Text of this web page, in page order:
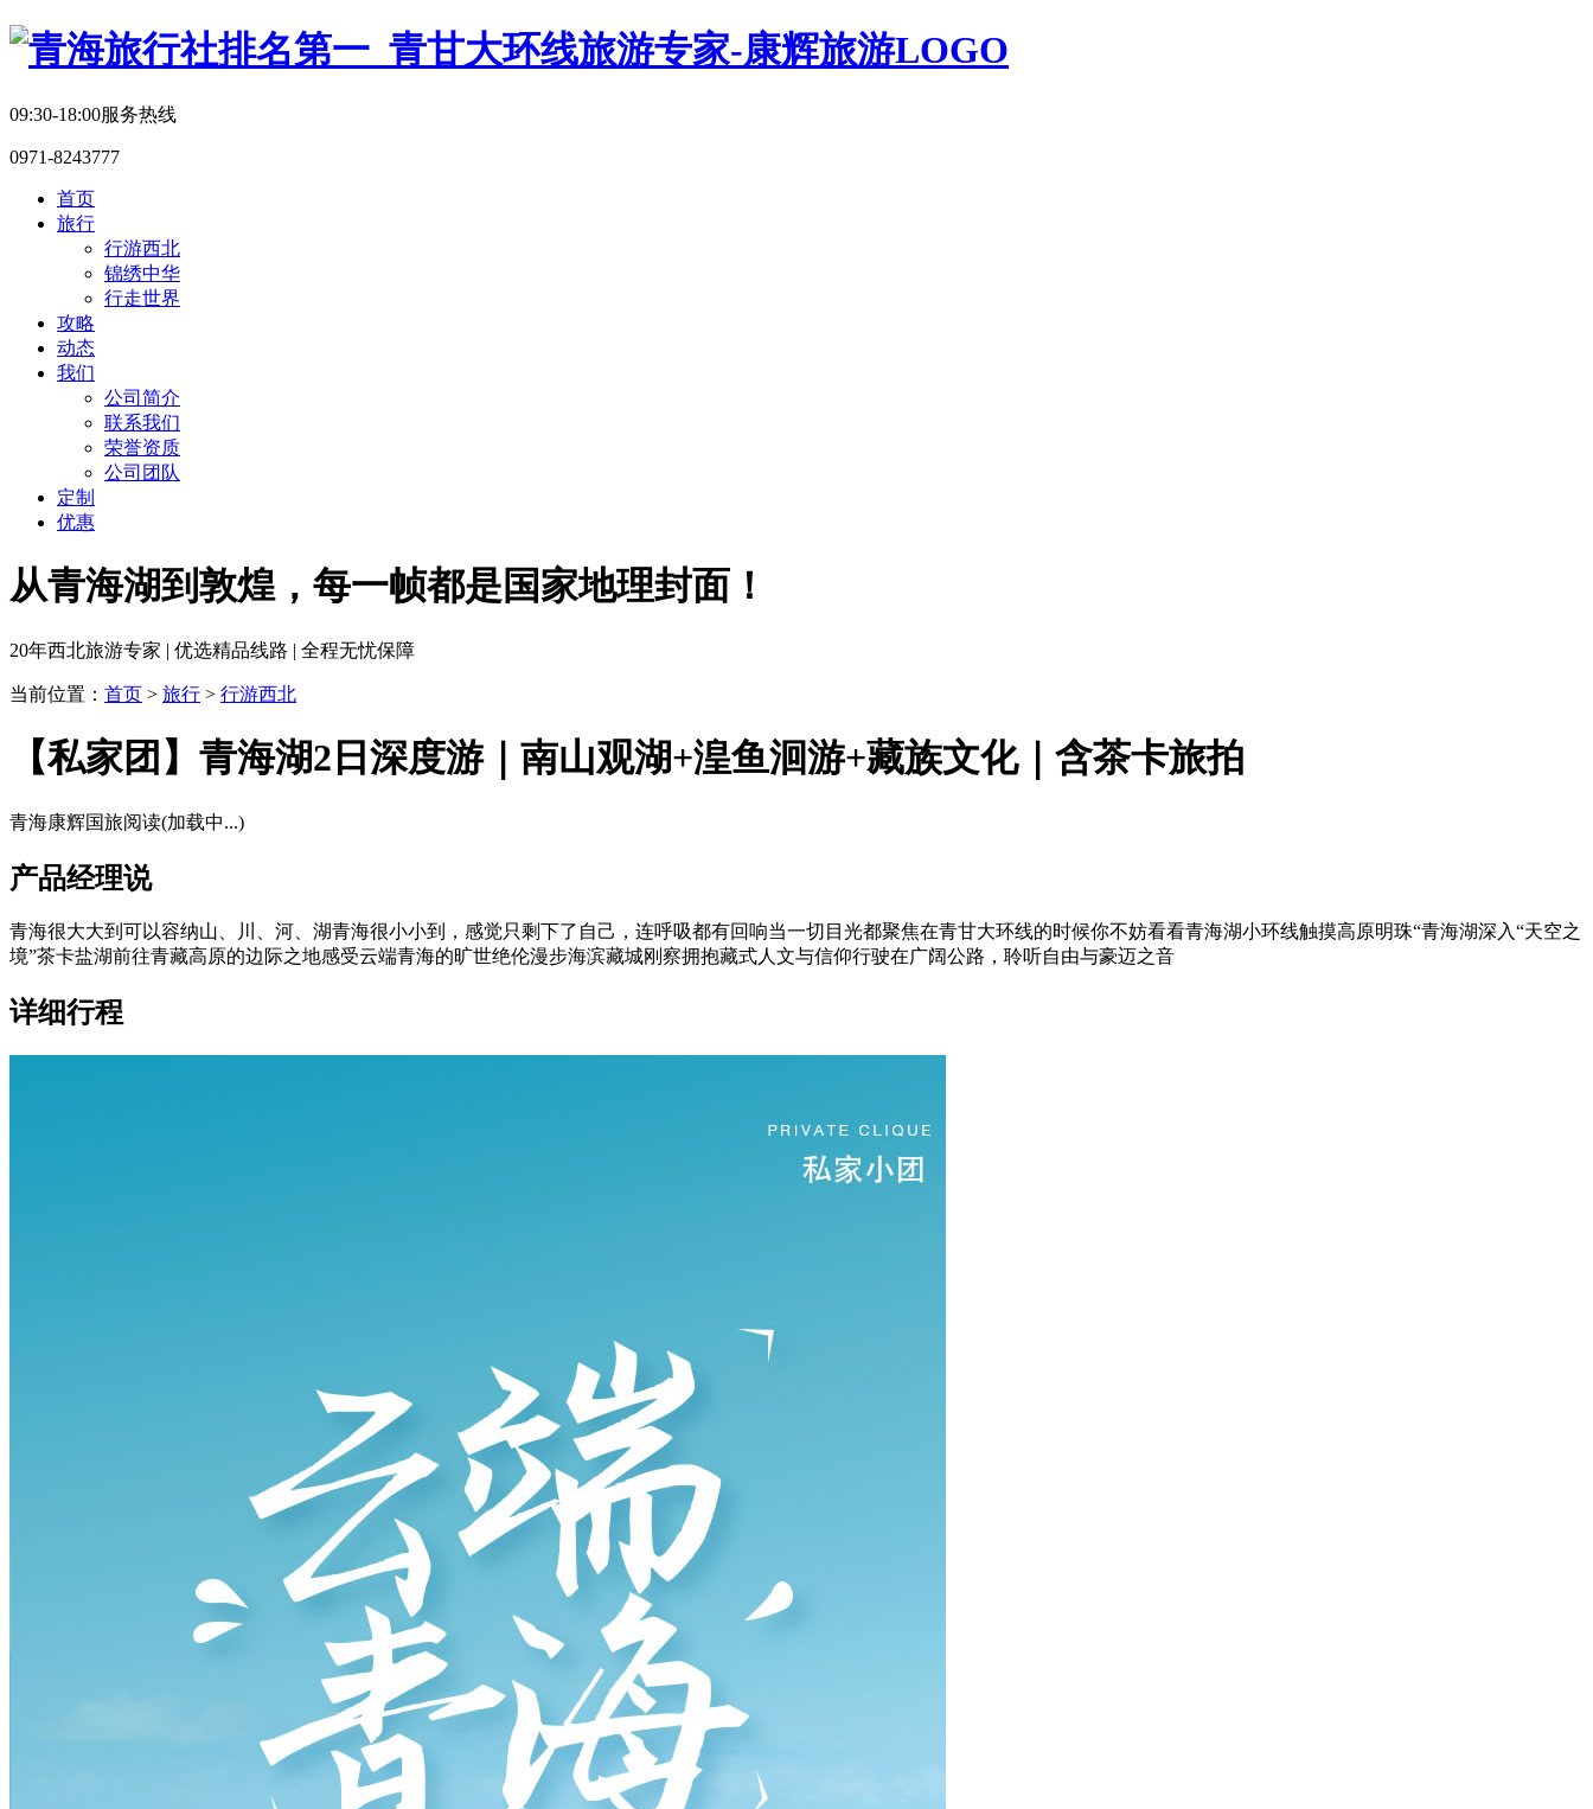
09:30-18:00服务热线
0971-8243777
首页
旅行
行游西北
锦绣中华
行走世界
攻略
动态
我们
公司简介
联系我们
荣誉资质
公司团队
定制
优惠
从青海湖到敦煌，每一帧都是国家地理封面！
20年西北旅游专家 | 优选精品线路 | 全程无忧保障
当前位置： 首页 > 旅行 > 行游西北
【私家团】青海湖2日深度游｜南山观湖+湟鱼洄游+藏族文化｜含茶卡旅拍
青海康辉国旅阅读(加载中...)
产品经理说
青海很大大到可以容纳山、川、河、湖青海很小小到，感觉只剩下了自己，连呼吸都有回响当一切目光都聚焦在青甘大环线的时候你不妨看看青海湖小环线触摸高原明珠“青海湖深入“天空之
境”茶卡盐湖前往青藏高原的边际之地感受云端青海的旷世绝伦漫步海滨藏城刚察拥抱藏式人文与信仰行驶在广阔公路，聆听自由与豪迈之音
详细行程